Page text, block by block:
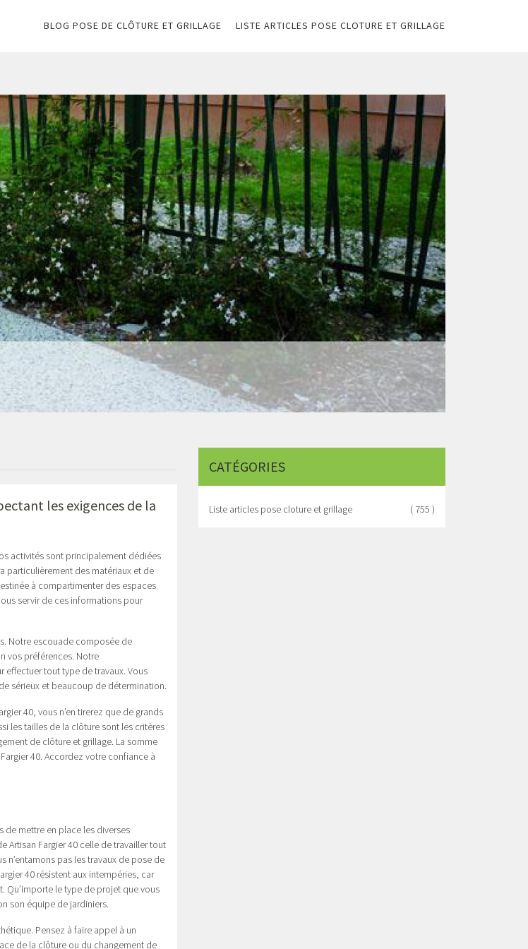
BLOG POSE DE CLÔTURE ET GRILLAGE LISTE ARTICLES POSE CLOTURE ET GRILLAGE
les exigences de la
activités sont principalement dédiées
particulièrement des matériaux et de
à compartimenter des espaces
servir de ces informations pour
Notre escouade composée de
vos préférences. Notre
tout type de travaux. Vous
sérieux et beaucoup de détermination.
40, vous n’en tirerez que de grands
les tailles de la clôture sont les critères
de clôture et grillage. La somme
40. Accordez votre confiance à
de mettre en place les diverses
Artisan Fargier 40 celle de travailler tout
n’entamons pas les travaux de pose de
40 résistent aux intempéries, car
Qu’importe le type de projet que vous
son équipe de jardiniers.
Pensez à faire appel à un
de la clôture ou du changement de
CATÉGORIES
Liste articles pose cloture et grillage ( 755 )